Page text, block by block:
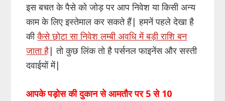
इस बचत के पैसे को जोड़ पर आप निवेश या किसी अन्य
काम के लिए इस्तेमाल कर सकते हैं| हमनें पहले देखा है
कीकैसे छोटा सा निवेश लम्बी अवधि में बड़ी राशि बन
जाता है| तो कुछ लिंक तो है पर्सनल फाइनेंस और सस्ती
दवाईयों में|
आपके पड़ोस की दुकान से आमतौर पर 5 से 10